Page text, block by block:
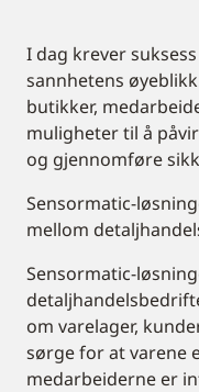
I dag krever
sannhetens
butikker,
muligheter til å
og gjennomføre
Sensormatic-
mellom
Sensormatic-
om varelager,
sørge for at varene
medarbeiderne er